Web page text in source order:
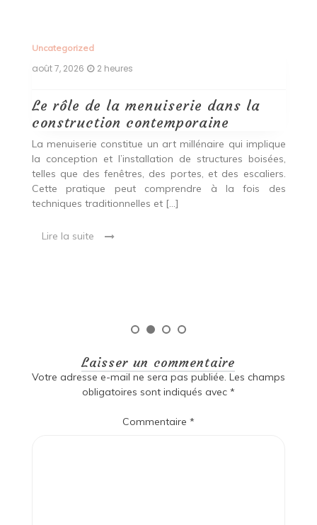
Uncategorized
août 7, 2026 2 heures
Le rôle de la menuiserie dans la
construction contemporaine
La menuiserie constitue un art millénaire qui implique
la conception et l’installation de structures boisées,
telles que des fenêtres, des portes, et des escaliers.
Cette pratique peut comprendre à la fois des
techniques traditionnelles et […]
Lire la suite
Laisser un commentaire
Votre adresse e-mail ne sera pas publiée. Les champs
obligatoires sont indiqués avec *
Commentaire *